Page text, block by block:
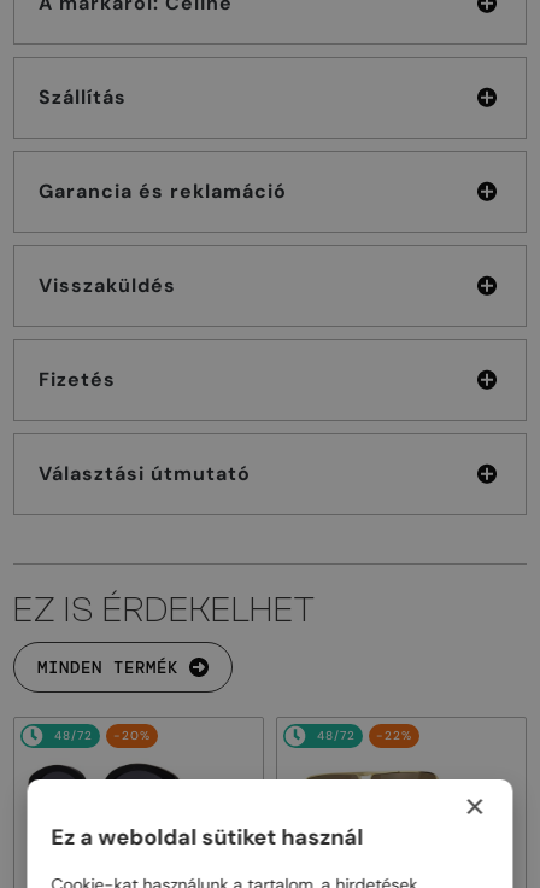
Szállítás
Garancia és reklamáció
Visszaküldés
Fizetés
Választási útmutató
EZ IS ÉRDEKELHET
MINDEN TERMÉK
48/72 -20% 48/72 -22%
×
Ez a weboldal sütiket használ